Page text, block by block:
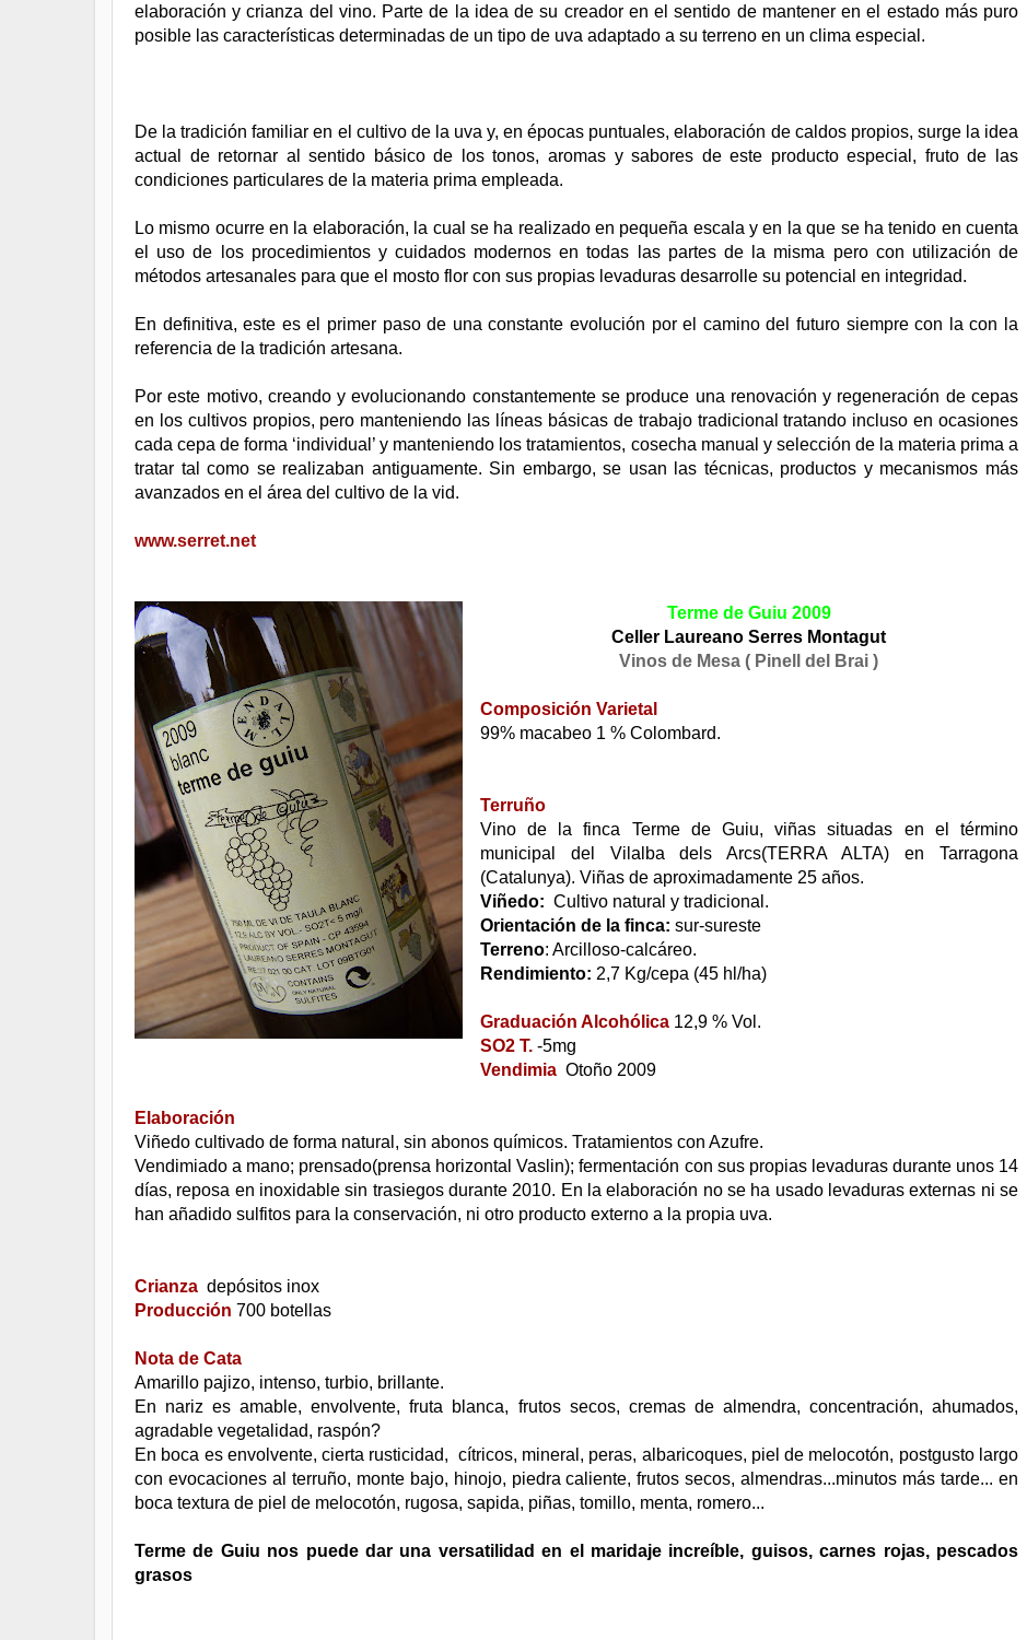
elaboración y crianza del vino. Parte de la idea de su creador en el sentido de mantener en el estado más puro
posible las características determinadas de un tipo de uva adaptado a su terreno en un clima especial.
De la tradición familiar en el cultivo de la uva y, en épocas puntuales, elaboración de caldos propios, surge la idea
actual de retornar al sentido básico de los tonos, aromas y sabores de este producto especial, fruto de las
condiciones particulares de la materia prima empleada.
Lo mismo ocurre en la elaboración, la cual se ha realizado en pequeña escala y en la que se ha tenido en cuenta
el uso de los procedimientos y cuidados modernos en todas las partes de la misma pero con utilización de
métodos artesanales para que el mosto flor con sus propias levaduras desarrolle su potencial en integridad.
En definitiva, este es el primer paso de una constante evolución por el camino del futuro siempre con la con la
referencia de la tradición artesana.
Por este motivo, creando y evolucionando constantemente se produce una renovación y regeneración de cepas
en los cultivos propios, pero manteniendo las líneas básicas de trabajo tradicional tratando incluso en ocasiones
cada cepa de forma ‘individual’ y manteniendo los tratamientos, cosecha manual y selección de la materia prima a
tratar tal como se realizaban antiguamente. Sin embargo, se usan las técnicas, productos y mecanismos más
avanzados en el área del cultivo de la vid.
www.serret.net
Terme de Guiu 2009
Celler Laureano Serres Montagut
Vinos de Mesa ( Pinell del Brai )
Composición Varietal
99% macabeo 1 % Colombard.
Terruño
Vino de la finca Terme de Guiu, viñas situadas en el término
municipal del Vilalba dels Arcs(TERRA ALTA) en Tarragona
(Catalunya). Viñas de aproximadamente 25 años.
Viñedo: Cultivo natural y tradicional.
Orientación de la finca: sur-sureste
Terreno: Arcilloso-calcáreo.
Rendimiento: 2,7 Kg/cepa (45 hl/ha)
Graduación Alcohólica 12,9 % Vol.
SO2 T.-5mg
Vendimia Otoño 2009
Elaboración
Viñedo cultivado de forma natural, sin abonos químicos. Tratamientos con Azufre.
Vendimiado a mano; prensado(prensa horizontal Vaslin); fermentación con sus propias levaduras durante unos 14
días, reposa en inoxidable sin trasiegos durante 2010. En la elaboración no se ha usado levaduras externas ni se
han añadido sulfitos para la conservación, ni otro producto externo a la propia uva.
Crianza depósitos inox
Producción 700 botellas
Nota de Cata
Amarillo pajizo, intenso, turbio, brillante.
En nariz es amable, envolvente, fruta blanca, frutos secos, cremas de almendra, concentración, ahumados,
agradable vegetalidad, raspón?
En boca es envolvente, cierta rusticidad, cítricos, mineral, peras, albaricoques, piel de melocotón, postgusto largo
con evocaciones al terruño, monte bajo, hinojo, piedra caliente, frutos secos, almendras...minutos más tarde... en
boca textura de piel de melocotón, rugosa, sapida, piñas, tomillo, menta, romero...
Terme de Guiu nos puede dar una versatilidad en el maridaje increíble, guisos, carnes rojas, pescados
grasos